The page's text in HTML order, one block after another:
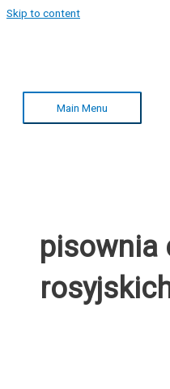
Skip to content
Main Menu
pisownia